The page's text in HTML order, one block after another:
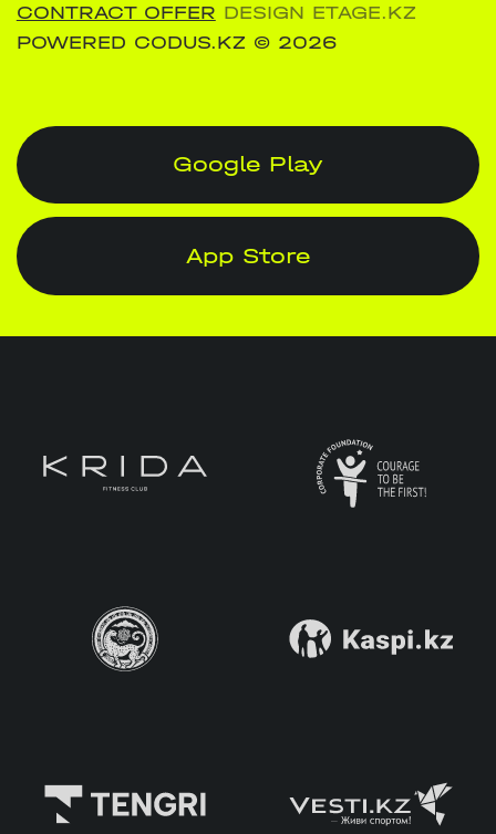
CONTRACT OFFER DESIGN ETAGE.KZ
POWERED CODUS.KZ © 2026
Google Play
App Store